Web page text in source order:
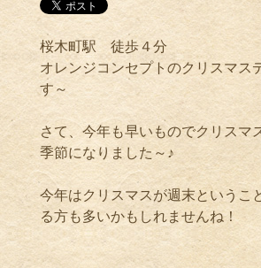
桜木町駅 徒歩４分
オレンジコンセプトのクリスマス
す～
さて、今年も早いものでクリスマ
季節になりました～♪
今年はクリスマスが週末というこ
る方も多いかもしれませんね！